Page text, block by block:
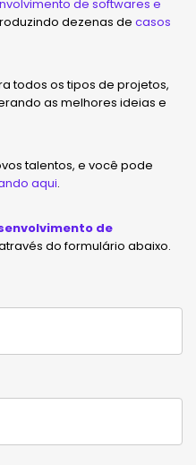
de softwares e
dezenas de casos
todos os tipos de projetos,
as melhores ideias e
talentos, e você pode
aqui.
de
do formulário abaixo.